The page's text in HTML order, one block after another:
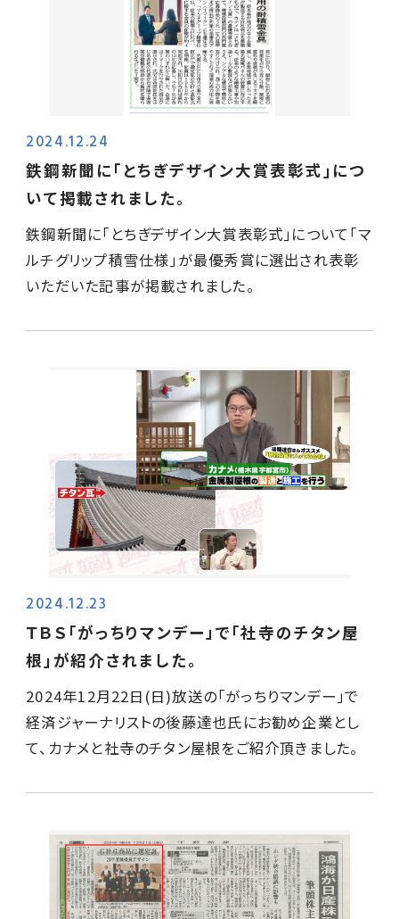
2024.12.24
鉄鋼新聞に｢とちぎデザイン大賞表彰式｣につ
いて掲載されました。
鉄鋼新聞に｢とちぎデザイン大賞表彰式｣について｢マ
ルチグリップ積雪仕様｣が最優秀賞に選出され表彰
いただいた記事が掲載されました。
2024.12.23
ＴＢＳ「がっちりマンデー」で｢社寺のチタン屋
根｣が紹介されました。
2024年12月22日(日)放送の「がっちりマンデー」で
経済ジャーナリストの後藤達也氏にお勧め企業とし
て、カナメと社寺のチタン屋根をご紹介頂きました。